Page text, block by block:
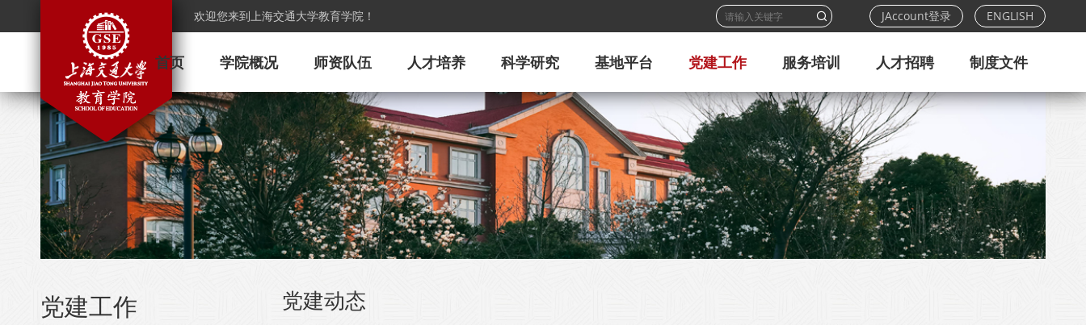
欢迎您来到上海交通大学教育学院！ JAccount登录 ENGLISH
首页 学院概况 师资队伍 人才培养 科学研究 基地平台 党建工作 服务培训 人才招聘 制度文件
党建工作 党建动态